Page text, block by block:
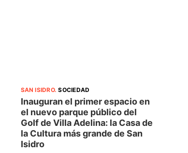
SAN ISIDRO.SOCIEDAD
Inauguran el primer espacio en
el nuevo parque público del
Golf de Villa Adelina: la Casa de
la Cultura más grande de San
Isidro